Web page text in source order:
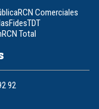
RCN Comerciales
FidesTDT
RCN Total
92